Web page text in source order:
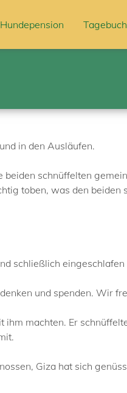
Tagebuch
in den Ausläufen.
schnüffelten
toben, was den beiden
schließlich eingeschlafen
und spenden. Wir
machten. Er
Giza hat sich